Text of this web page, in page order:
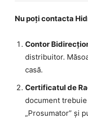
Nu poți contacta
Contor
distribuitor.
casă.
Certificatul de
document
„Prosumator” și